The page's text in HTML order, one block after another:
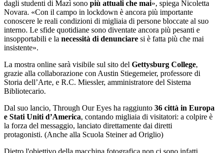
dagli studenti di Mazì sono più attuali che mai», spiega Nicoletta
Novara. «Con il campo in lockdown è ancora più importante
conoscere le reali condizioni di migliaia di persone bloccate al suo
interno. Le sfide quotidiane sono diventate ancora più pesanti e
insopportabili e la necessità di denunciare si è fatta più che mai
insistente».
La mostra online sarà visibile sul sito del Gettysburg College,
grazie alla collaborazione con Austin Stiegemeier, professore di
Storia dell’Arte, e R.C. Miessler, amministratore del Sistema
Bibliotecario.
Dal suo lancio, Through Our Eyes ha raggiunto 36 città in Europa
e Stati Uniti d’America, contando migliaia di visitatori: a colpire è
la forza del messaggio, lanciato direttamente dai diretti
protagonisti. (Anche alla Scuola Steiner ad Origlio)
Dietro l'obiettivo della macchina fotografica non ci sono infatti